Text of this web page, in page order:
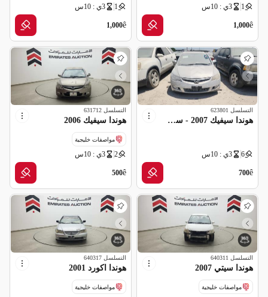
1 3ي : 10س
ê
1,000
1 3ي : 10س
ê
1,000
التسلسل 623801
هوندا سيفيك 2007 - سكراب بدون اوراق
6 3ي : 10س
ê
700
التسلسل 631712
هوندا سيفيك 2006
مواصفات خليجية
2 3ي : 10س
ê
500
التسلسل 640311
هوندا سيتي 2007
مواصفات خليجية
التسلسل 640317
هوندا اكورد 2001
مواصفات خليجية